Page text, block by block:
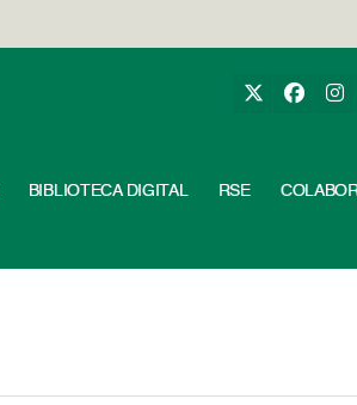
BIBLIOTECA DIGITAL RSE